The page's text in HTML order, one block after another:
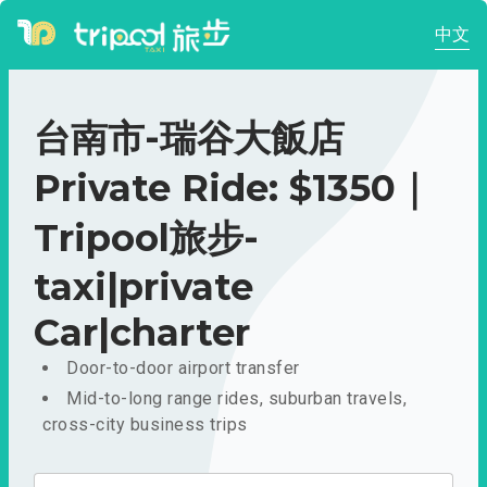
中文
台南市-瑞谷大飯店
Private Ride: $1350｜
Tripool旅步-
taxi|private
Car|charter
Door-to-door airport transfer
Mid-to-long range rides, suburban travels,
cross-city business trips